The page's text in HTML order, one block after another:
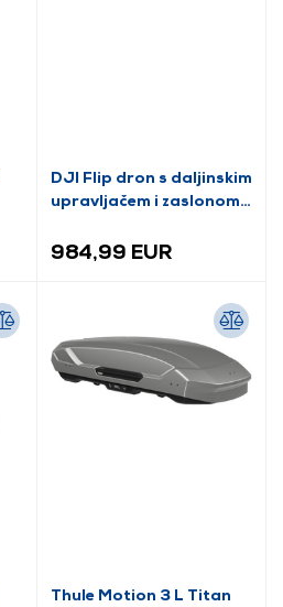
DJI Flip dron s daljinskim
upravljačem i zaslonom
984,99 EUR
Thule Motion 3 L Titan